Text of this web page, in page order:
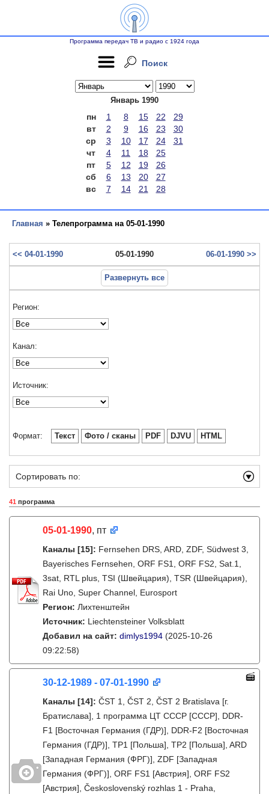
Программа передач ТВ и радио с 1924 года
Поиск
Январь 1990
пн 1 8 15 22
29
вт
2 9 16 23
30
ср
3 10 17 24
31
чт
4 11 18
25
пт
5 12 19
26
сб
6 13 20
27
вс
7 14 21 28
Главная » Телепрограмма на 05-01-1990
<< 04-01-1990 05-01-1990 06-01-1990 >>
Развернуть все
Регион:
Канал:
Источник:
Формат: Текст Фото / сканы PDF DJVU HTML
Сортировать по:
41 программа
05-01-1990, пт
Каналы [15]: Fernsehen DRS, ARD, ZDF, Südwest 3,
Bayerisches Fernsehen, ORF FS1, ORF FS2, Sat.1,
3sat, RTL plus, TSI (Швейцария), TSR (Швейцария),
Rai Uno, Super Channel, Eurosport
Регион: Лихтенштейн
Источник: Liechtensteiner Volksblatt
Добавил на сайт: dimlys1994 (2025-10-26
09:22:58)
30-12-1989 - 07-01-1990
Каналы [14]: ČST 1, ČST 2, ČST 2 Bratislava [г.
Братислава], 1 программа ЦТ СССР [СССР], DDR-
F1 [Восточная Германия (ГДР)], DDR-F2 [Восточная
Германия (ГДР)], TP1 [Польша], TP2 [Польша], ARD
[Западная Германия (ФРГ)], ZDF [Западная
Германия (ФРГ)], ORF FS1 [Австрия], ORF FS2
[Австрия], Československý rozhlas 1 - Praha,